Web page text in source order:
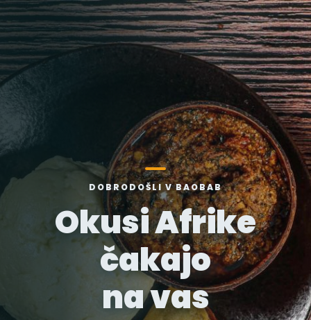
DOBRODOŠLI V BAOBAB
Okusi Afrike
čakajo
na vas